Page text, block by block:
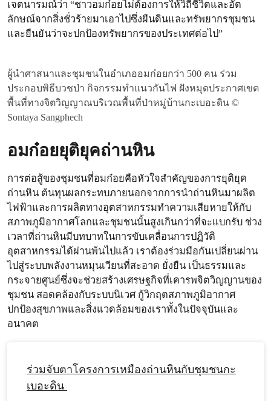
เจตนารมณ์ว่า “ชาวอมก๋อยไม่ต้องการให้วิถีชีวิตและอัต
ลักษณ์จากสิ่งชั่วร้ายมาเอาไปซึ่งผืนดินและทรัพยากรชุมชน
และยืนยันว่าจะปกป้องทรัพยากรของประเทศต่อไป”
ผู้นำศาสนา​และชุมชนในอำเภออมก๋อยกว่า 500 ​คน​ ร่วม
ประกอบพิธีบวชป่า กิจกรรมทำแนวกันไฟ ฝังหมุดประกาศเขต
พื้นที่ทางจิตวิญญาณบริเวณพื้นที่ป่าหมู่บ้านกะเบอะดิน ©
Sontaya Sangphech
อมก๋อยยุติยุคถ่านหิน
การต่อสู้ของชุมชนที่อมก๋อยคือหัวใจสำคัญของการยุติยุค
ถ่านหิน ต้นทุนผลกระทบภายนอกจากการนำถ่านหินมาผลิต
ไฟฟ้าและการผลิตทางอุตสาหกรรมทำความเสียหายให้กับ
สภาพภูมิอากาศโลกและชุมชนนั้นสูงเกินกว่าที่จะแบกรับ ช่วง
เวลาที่ถ่านหินมีบทบาทในการขับเคลื่อนการปฏิวัติ
อุตสาหกรรมได้ผ่านพ้นไปแล้ว เราต้องร่วมมือกันเปลี่ยนผ่าน
ไปสู่ระบบพลังงานหมุนเวียนที่สะอาด ยั่งยืน เป็นธรรมและ
กระจายศูนย์ซึ่งจะช่วยสร้างเศรษฐกิจที่เคารพจิตวิญญานของ
ชุมชน สอดคล้องกับระบบนิเวศ กู้วิกฤตสภาพภูมิอากาศ
ปกป้องสุขภาพและสิ่งแวดล้อมของเราทั้งในปัจจุบันและ
อนาคต
ร่วมจับตาโครงการเหมืองถ่านหินกับชุมชนกะ
เบอะดิน